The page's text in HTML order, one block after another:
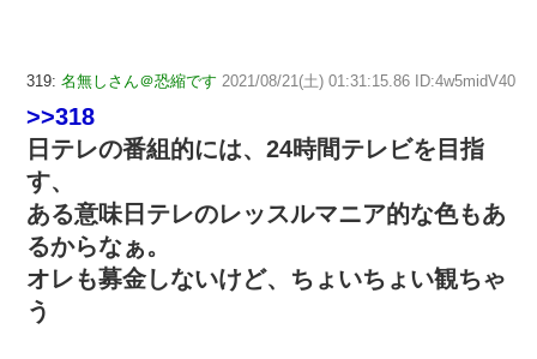
319: 名無しさん＠恐縮です 2021/08/21(土) 01:31:15.86 ID:4w5midV40
>>318
日テレの番組的には、24時間テレビを目指
す、
ある意味日テレのレッスルマニア的な色もあ
るからなぁ。
オレも募金しないけど、ちょいちょい観ちゃ
う